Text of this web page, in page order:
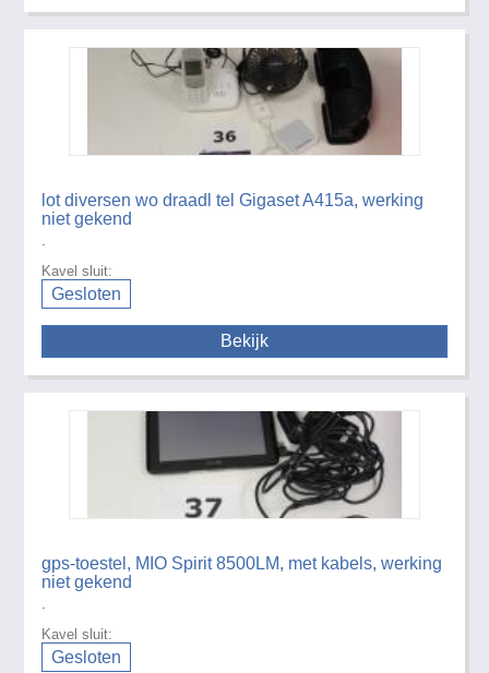
lot diversen wo draadl tel Gigaset A415a, werking
niet gekend
Kavel sluit:
Gesloten
Bekijk
gps-toestel, MIO Spirit 8500LM, met kabels, werking
niet gekend
Kavel sluit:
Gesloten